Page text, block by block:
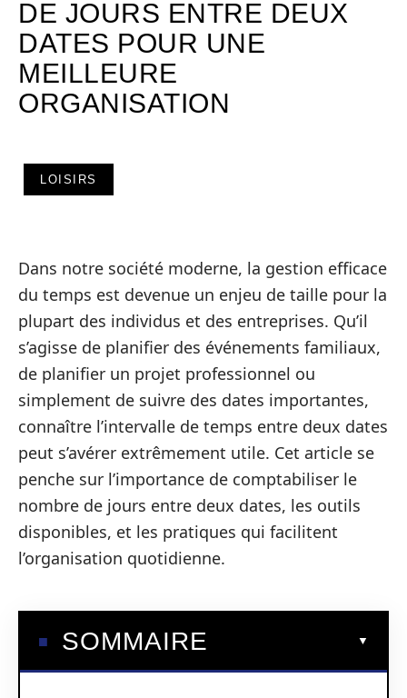
DE JOURS ENTRE DEUX
DATES POUR UNE
MEILLEURE
ORGANISATION
LOISIRS
Dans notre société moderne, la gestion efficace
du temps est devenue un enjeu de taille pour la
plupart des individus et des entreprises. Qu’il
s’agisse de planifier des événements familiaux,
de planifier un projet professionnel ou
simplement de suivre des dates importantes,
connaître l’intervalle de temps entre deux dates
peut s’avérer extrêmement utile. Cet article se
penche sur l’importance de comptabiliser le
nombre de jours entre deux dates, les outils
disponibles, et les pratiques qui facilitent
l’organisation quotidienne.
SOMMAIRE